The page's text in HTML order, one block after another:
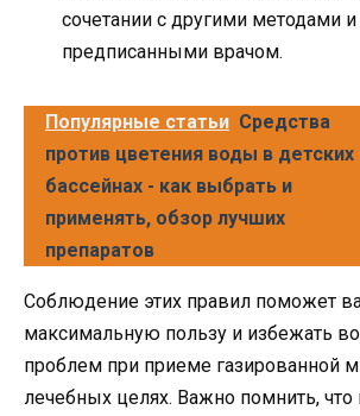
сочетании с другими методами
предписанными врачом.
Популярные статьи Средства
против цветения воды в детских
бассейнах - как выбрать и
применять, обзор лучших
препаратов
Соблюдение этих правил поможет
максимальную пользу и избежать
проблем при приеме газированной
лечебных целях. Важно помнить,